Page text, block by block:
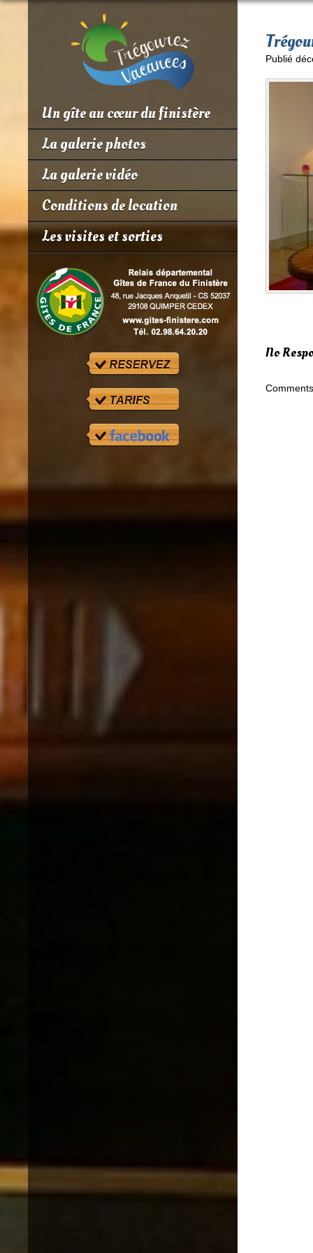
Un gîte au cœur du finistère
La galerie photos
La galerie vidéo
Conditions de location
Les visites et sorties
Publié
No